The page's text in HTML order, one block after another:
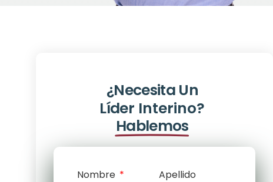
¿Necesita Un
Líder Interino?
Hablemos
Nombre Apellido